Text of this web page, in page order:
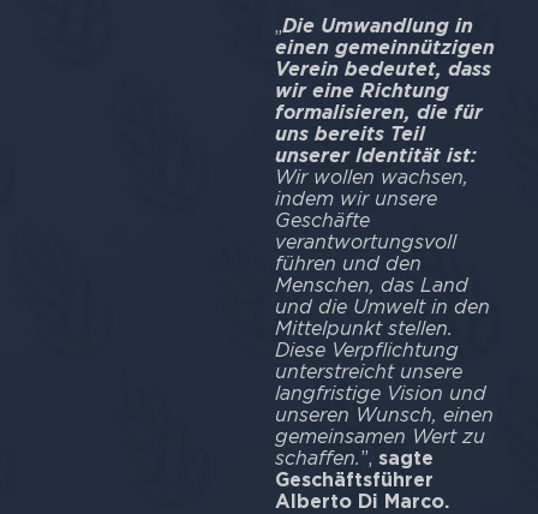
„Die Umwandlung in
einen gemeinnützigen
Verein bedeutet, dass
wir eine Richtung
formalisieren, die für
uns bereits Teil
unserer Identität ist:
Wir wollen wachsen,
indem wir unsere
Geschäfte
verantwortungsvoll
führen und den
Menschen, das Land
und die Umwelt in den
Mittelpunkt stellen.
Diese Verpflichtung
unterstreicht unsere
langfristige Vision und
unseren Wunsch, einen
gemeinsamen Wert zu
schaffen.”, sagte
Geschäftsführer
Alberto Di Marco.